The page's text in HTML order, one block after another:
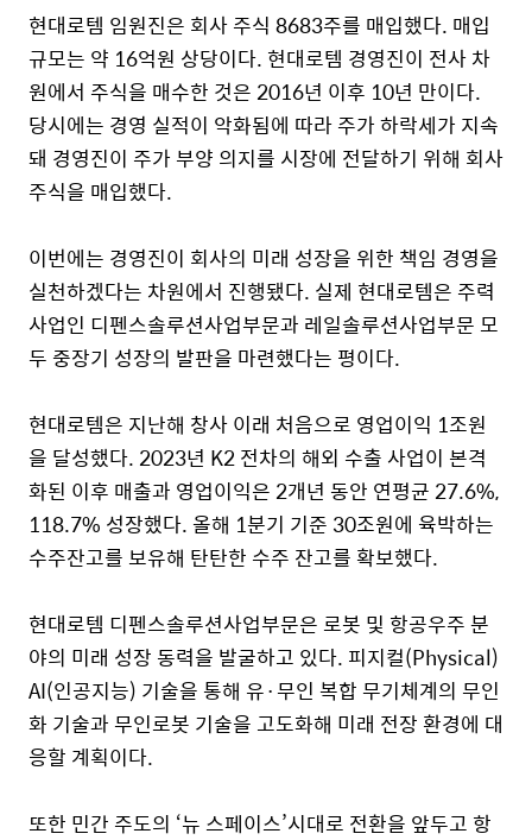
현대로템 임원진은 회사 주식 8683주를 매입했다. 매입
규모는 약 16억원 상당이다. 현대로템 경영진이 전사 차
원에서 주식을 매수한 것은2016년 이후 10년 만이다.
당시에는 경영 실적이 악화됨에 따라 주가 하락세가 지속
돼 경영진이 주가 부양 의지를 시장에 전달하기 위해 회사
주식을 매입했다.
이번에는 경영진이 회사의 미래 성장을 위한 책임 경영을
실천하겠다는 차원에서 진행됐다. 실제 현대로템은 주력
사업인 디펜스솔루션사업부문과 레일솔루션사업부문 모
두 중장기 성장의 발판을 마련했다는 평이다.
현대로템은 지난해 창사 이래 처음으로 영업이익 1조원
을 달성했다. 2023년 K2전차의 해외 수출 사업이 본격
화된 이후 매출과 영업이익은2개년 동안 연평균27.6%,
118.7% 성장했다.올해 1분기 기준 30조원에 육박하는
수주잔고를 보유해 탄탄한 수주 잔고를 확보했다.
현대로템 디펜스솔루션사업부문은 로봇 및 항공우주 분
야의 미래 성장 동력을 발굴하고 있다. 피지컬(Physical)
AI(인공지능) 기술을 통해 유·무인 복합 무기체계의 무인
화 기술과 무인로봇 기술을 고도화해 미래 전장 환경에 대
응할 계획이다.
또한 민간 주도의 ‘뉴 스페이스’시대로 전환을 앞두고 항